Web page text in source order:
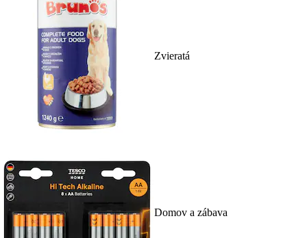
Zvieratá
Domov a zábava